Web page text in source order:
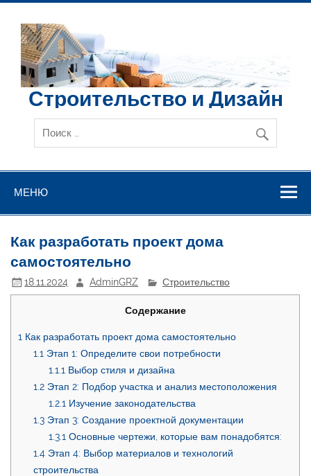
Перейти
содержимому
Строительство и Дизайн
МЕНЮ
Как разработать проект дома
самостоятельно
18.11.2024 AdminGRZ Строительство
Содержание
1 Как разработать проект дома самостоятельно
1.1 Этап 1: Определите свои потребности
1.1.1 Выбор стиля и дизайна
1.2Этап 2: Подбор участка и анализ местоположения
1.2.1 Изучение законодательства
1.3Этап 3: Создание проектной документации
1.3.1 Основные чертежи, которые вам понадобятся:
1.4Этап 4: Выбор материалов и технологий
строительства